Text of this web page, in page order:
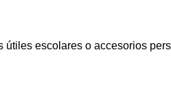
útiles escolares o accesorios